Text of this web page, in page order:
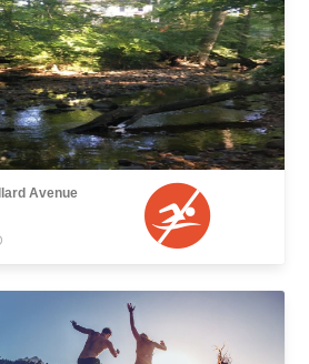
Avenue